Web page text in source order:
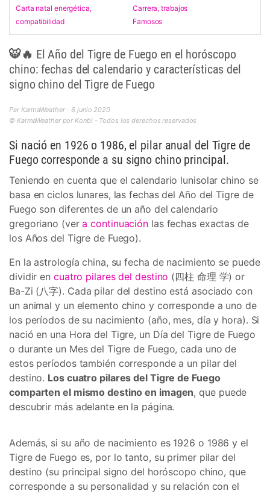
Carta natal energética,
compatibilidad
Carrera, trabajos
Famosos
🐯🔥 El Año del Tigre de Fuego en el horóscopo
chino: fechas del calendario y características del
signo chino del Tigre de Fuego
Par KarmaWeather - 6 junio 2020
© KarmaWeather por Konbi - Todos los derechos reservados
Si nació en 1926 o 1986, el pilar anual del Tigre de
Fuego corresponde a su signo chino principal.
Teniendo en cuenta que el calendario lunisolar chino se
basa en ciclos lunares, las fechas del Año del Tigre de
Fuego son diferentes de un año del calendario
gregoriano (vera continuación las fechas exactas de
los Años del Tigre de Fuego).
En la astrología china, su fecha de nacimiento se puede
dividir en cuatro pilares del destino (四柱 命理 学) or
Ba-Zi (八字). Cada pilar del destino está asociado con
un animal y un elemento chino y corresponde a uno de
los períodos de su nacimiento (año, mes, día y hora). Si
nació en una Hora del Tigre, un Día del Tigre de Fuego
o durante un Mes del Tigre de Fuego, cada uno de
estos períodos también corresponde a un pilar del
destino. Los cuatro pilares del Tigre de Fuego
comparten el mismo destino en imagen, que puede
descubrir más adelante en la página.
Además, si su año de nacimiento es 1926 o 1986 y el
Tigre de Fuego es, por lo tanto, su primer pilar del
destino (su principal signo del horóscopo chino, que
corresponde a su personalidad y su relación con el